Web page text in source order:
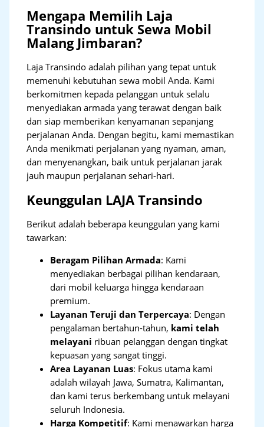
Mengapa Memilih Laja
Transindo untuk Sewa Mobil
Malang Jimbaran?
Laja Transindo adalah pilihan yang tepat untuk
memenuhi kebutuhan sewa mobil Anda. Kami
berkomitmen kepada pelanggan untuk selalu
menyediakan armada yang terawat dengan baik
dan siap memberikan kenyamanan sepanjang
perjalanan Anda. Dengan begitu, kami memastikan
Anda menikmati perjalanan yang nyaman, aman,
dan menyenangkan, baik untuk perjalanan jarak
jauh maupun perjalanan sehari-hari.
Keunggulan LAJA Transindo
Berikut adalah beberapa keunggulan yang kami
tawarkan:
Beragam Pilihan Armada: Kami
menyediakan berbagai pilihan kendaraan,
dari mobil keluarga hingga kendaraan
premium.
Layanan Teruji dan Terpercaya: Dengan
pengalaman bertahun-tahun, kami telah
melayani ribuan pelanggan dengan tingkat
kepuasan yang sangat tinggi.
Area Layanan Luas: Fokus utama kami
adalah wilayah Jawa, Sumatra, Kalimantan,
dan kami terus berkembang untuk melayani
seluruh Indonesia.
Harga Kompetitif: Kami menawarkan harga